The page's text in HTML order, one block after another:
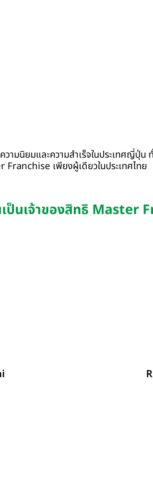
ามนิยมและความสำเร็จในประเทศญี่ปุ่
เพียงผู้เดียวในประเทศไทย
นเจ้าของสิทธิ Master